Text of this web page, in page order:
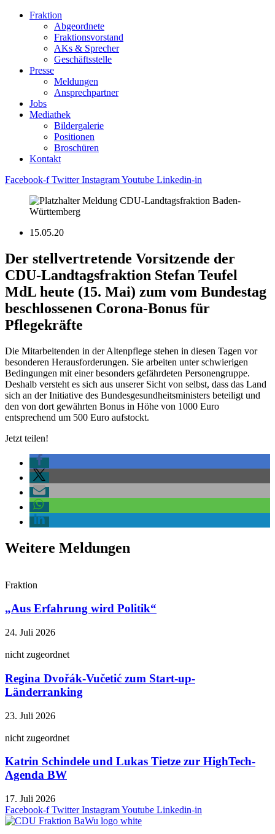
Fraktion
Abgeordnete
Fraktions­vorstand
AKs & Sprecher
Geschäftsstelle
Presse
Meldungen
Ansprechpartner
Jobs
Mediathek
Bildergalerie
Positionen
Broschüren
Kontakt
Facebook-f Twitter InstagramYoutube Linkedin-in
15.05.20
Der stellvertretende Vorsitzende der
CDU-Landtagsfraktion Stefan Teufel
MdL heute (15. Mai) zum vom Bundestag
beschlossenen Corona-Bonus für
Pflegekräfte
Die Mitarbeitenden in der Altenpflege stehen in diesen Tagen vor
besonderen Herausforderungen. Sie arbeiten unter schwierigen
Bedingungen mit einer besonders gefährdeten Personengruppe.
Deshalb versteht es sich aus unserer Sicht von selbst, dass das Land
sich an der Initiative des Bundesgesundheitsministers beteiligt und
den von dort gewährten Bonus in Höhe von 1000 Euro
entsprechend um 500 Euro aufstockt.
Jetzt teilen!
Weitere Meldungen
Fraktion
„Aus Erfahrung wird Politik“
24. Juli 2026
nicht zugeordnet
Regina Dvořák-Vučetić zum Start-up-
Länderranking
23. Juli 2026
nicht zugeordnet
Katrin Schindele und Lukas Tietze zur HighTech-
Agenda BW
17. Juli 2026
Facebook-f Twitter InstagramYoutube Linkedin-in